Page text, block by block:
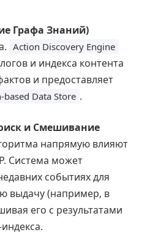
Графа Знаний)
Action Discovery Engine
и индекса контента
и предоставляет
based Data Store .
и Смешивание
напрямую влияют
Система может
событиях для
выдачу (например, в
его с результатами